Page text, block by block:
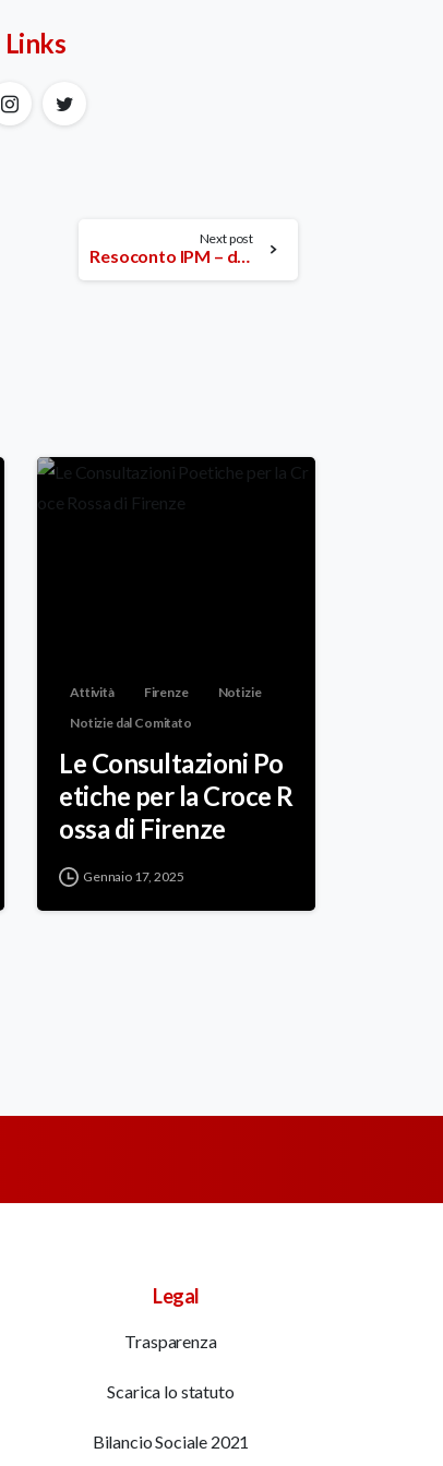
Links
Next post
Resoconto IPM – domenica 19 febbraio 2012
Attività Firenze
Notizie
Notizie dal Comitato
Le Consultazioni Po
etiche per la Croce R
ossa di Firenze
Gennaio 17, 2025
Legal
Trasparenza
Scarica lo statuto
Bilancio Sociale 2021